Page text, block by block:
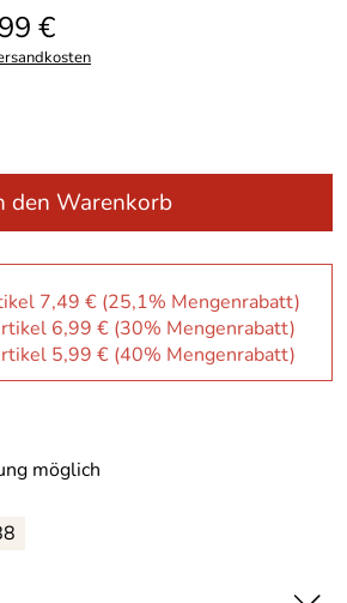
€
den Warenkorb
7,49 € (25,1% Mengenrabatt)
6,99 € (30% Mengenrabatt)
5,99 € (40% Mengenrabatt)
möglich